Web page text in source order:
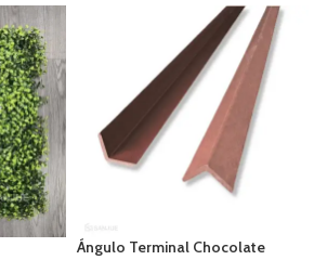
Ángulo Terminal Chocolate